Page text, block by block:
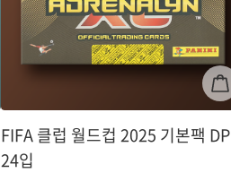
FIFA 클럽 월드컵 2025 기본팩 DP
24입